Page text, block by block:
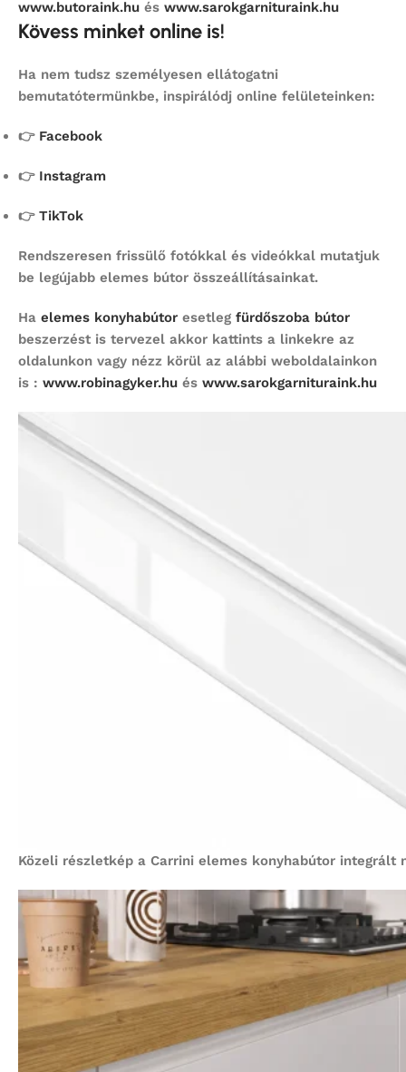
www.butoraink.hu és www.sarokgarnituraink.hu
Kövess minket online is!
Ha nem tudsz személyesen ellátogatni
bemutatótermünkbe, inspirálódj online felületeinken:
👉 Facebook
👉 Instagram
👉 TikTok
Rendszeresen frissülő fotókkal és videókkal mutatjuk
be legújabb elemes bútor összeállításainkat.
Ha elemes konyhabútor esetleg fürdőszoba bútor
beszerzést is tervezel akkor kattints a linkekre az
oldalunkon vagy nézz körül az alábbi weboldalainkon
is : www.robinagyker.hu és www.sarokgarnituraink.hu
Közeli részletkép a Carrini elemes konyhabútor integrált